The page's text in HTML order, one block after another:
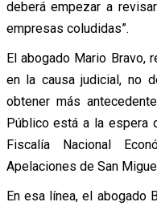
deberá empezar a
empresas coludidas”.
El abogado Mario Bravo,
en la causa judicial, no
obtener más
Público está a la espera
Fiscalía Nacional
Apelaciones de San
En esa línea, el abogado